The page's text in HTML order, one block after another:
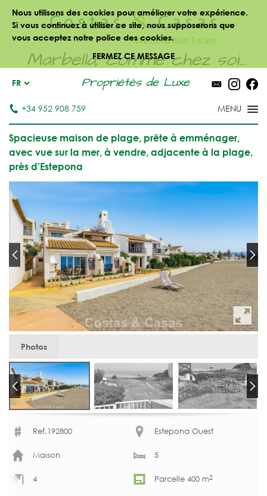
Nous utilisons des cookies pour améliorer votre expérience.
Si vous continuez à utiliser ce site, nous supposerons que
vous acceptez notre police des cookies.
FERMEZ CE MESSAGE
Marbella, comme chez soi...
Propriétés de Luxe
FR
+34 952 908 759
Spacieuse maison de plage, prête à emménager,
avec vue sur la mer, à vendre, adjacente à la plage,
près d'Estepona
Photos
Ref.192800 Estepona Ouest
Maison 5
4 Parcelle 400 m2